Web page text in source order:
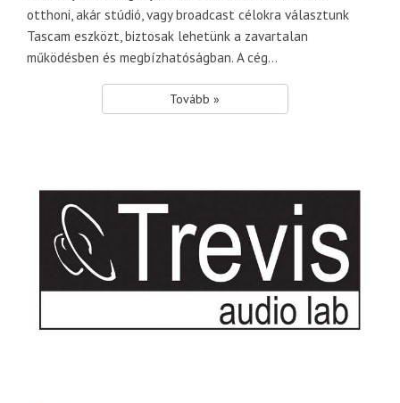
otthoni, akár stúdió, vagy broadcast célokra választunk
Tascam eszközt, biztosak lehetünk a zavartalan
működésben és megbízhatóságban. A cég...
Tovább »